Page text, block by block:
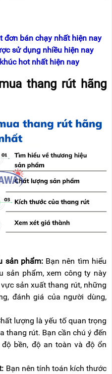
đơn bán chạy nhất hiện nay
sử dụng nhiều hiện nay
hot nhất hiện nay
thang rút hãng
sản phẩm: Bạn nên tìm hiểu
sản phẩm, xem công ty này
sản xuất thang rút, những
đánh giá của người dùng,
lượng là yếu tố quan trọng
thang rút. Bạn cần chú ý đến
bền, độ an toàn và độ ổn
Bạn nên tính toán kích thước